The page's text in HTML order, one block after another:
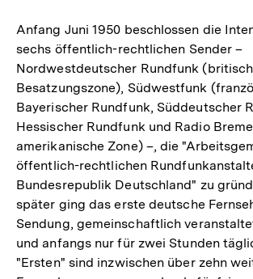
Anfang Juni 1950 beschlossen die
sechs öffentlich-rechtlichen Sender –
Nordwestdeutscher Rundfunk
Besatzungszone), Südwestfunk
Bayerischer Rundfunk, Süddeutscher
Hessischer Rundfunk und Radio
amerikanische Zone) –, die
öffentlich-rechtlichen
Bundesrepublik Deutschland" zu
später ging das erste deutsche
Sendung, gemeinschaftlich
und anfangs nur für zwei Stunden
"Ersten" sind inzwischen über zehn